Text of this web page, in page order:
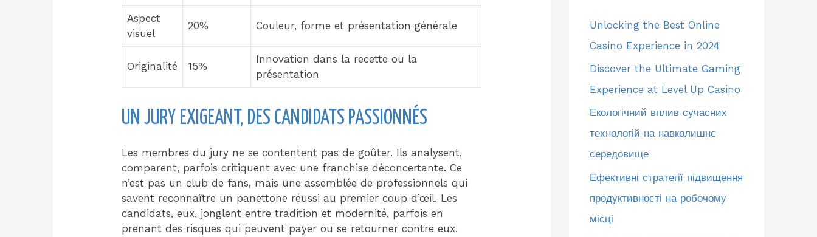
Aspect
visuel
20% Couleur, forme et présentation générale
Originalité 15%
Innovation dans la recette ou la
présentation
UN JURY EXIGEANT, DES CANDIDATS PASSIONNÉS
Les membres du jury ne se contentent pas de goûter. Ils analysent,
comparent, parfois critiquent avec une franchise déconcertante. Ce
n’est pas un club de fans, mais une assemblée de professionnels qui
savent reconnaître un panettone réussi au premier coup d’œil. Les
candidats, eux, jonglent entre tradition et modernité, parfois en
prenant des risques qui peuvent payer ou se retourner contre eux.
:
Unlocking the Best Online
Casino Experience in 2024
Discover the Ultimate Gaming
Experience at Level Up Casino
Екологічний вплив сучасних
технологій на навколишнє
середовище
Ефективні стратегії підвищення
продуктивності на робочому
місці